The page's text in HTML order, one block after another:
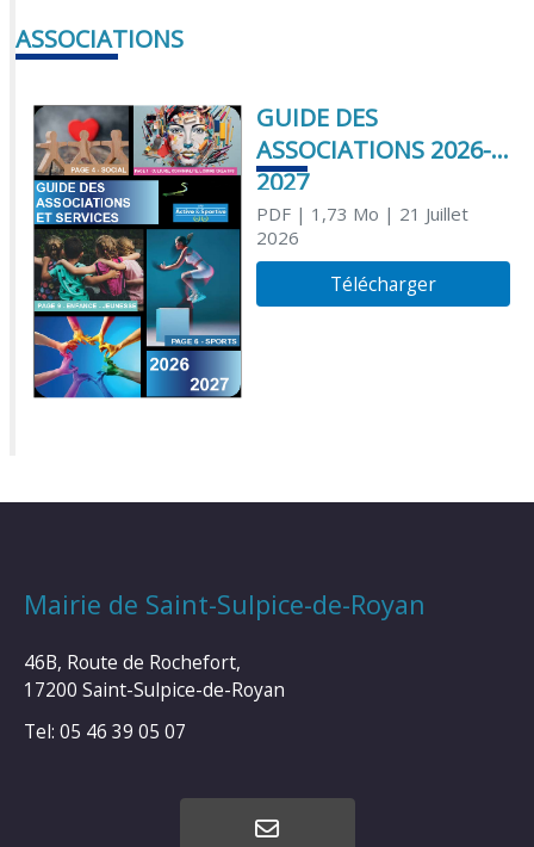
ASSOCIATIONS
GUIDE DES
ASSOCIATIONS 2026-
2027
PDF| 1,73 Mo | 21 Juillet
2026
Télécharger
Mairie de Saint-Sulpice-de-Royan
46B, Route de Rochefort,
17200 Saint-Sulpice-de-Royan
Tel: 05 46 39 05 07